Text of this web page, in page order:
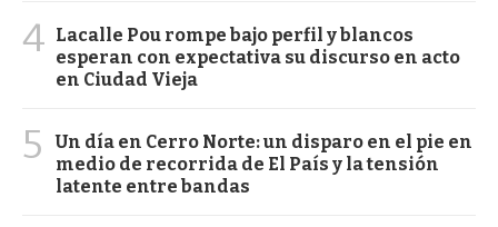
4 Lacalle Pou rompe bajo perfil y blancos
esperan con expectativa su discurso en acto
en Ciudad Vieja
5
Un día en Cerro Norte: un disparo en el pie en
medio de recorrida de El País y la tensión
latente entre bandas